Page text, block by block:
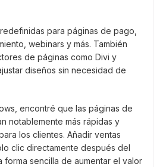
para páginas de pago,
webinars y más. También
de páginas como Divi y
diseños sin necesidad de
encontré que las páginas de
notablemente más rápidas y
los clientes. Añadir ventas
clic directamente después del
forma sencilla de aumentar el valor